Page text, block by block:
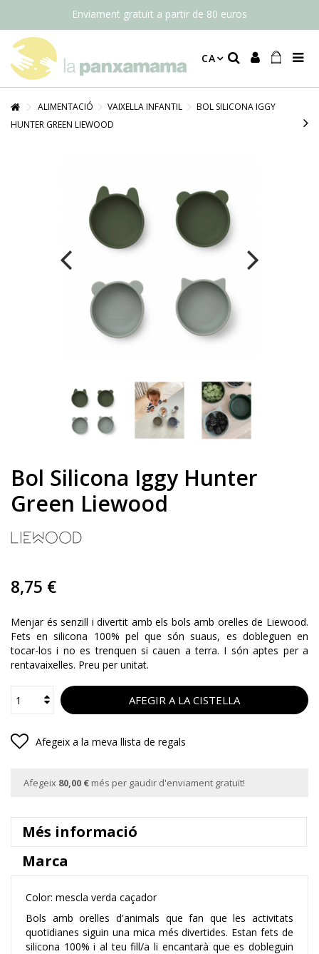
Enviament gratuït a partir de 80 euros
CA
ALIMENTACIÓ VAIXELLA INFANTIL
BOL SILICONA IGGY
HUNTER GREEN LIEWOOD
Bol Silicona Iggy Hunter
Green Liewood
8,75 €
Menjar és senzill i divertit amb els bols amb orelles de Liewood.
Fets en silicona 100% pel que són suaus, es dobleguen en
tocar-los i no es trenquen si cauen a terra. I són aptes per a
rentavaixelles. Preu per unitat.
AFEGIR A LA CISTELLA
Afegeix a la meva llista de regals
Afegeix 80,00 € més per gaudir d'enviament gratuït!
Més informació
Marca
Color: mescla verda caçador
Bols amb orelles d'animals que fan que les activitats
quotidianes siguin una mica més divertides. Estan fets de
silicona 100% i al teu fill/a li encantarà que es dobleguin